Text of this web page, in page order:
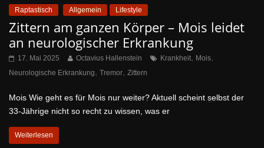
Raptastisch Allgemein Lifestyle
Zittern am ganzen Körper – Mois leidet
an neurologischer Erkrankung
17. Mai 2025 Octavius Hallenstein Krankheit, Mois,
Neurologische Erkrankung, Tremor, Zittern
Mois Wie geht es für Mois nur weiter? Aktuell scheint selbst der
33-Jährige nicht so recht zu wissen, was er
Weiterlesen